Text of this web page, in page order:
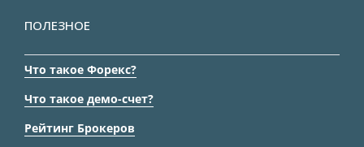
ПОЛЕЗНОЕ
Что такое Форекс?
Что такое демо-счет?
Рейтинг Брокеров